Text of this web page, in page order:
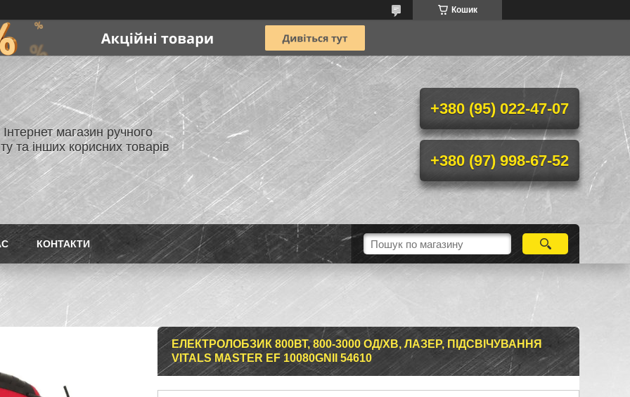
Кошик
магазин ручного
та інших корисних товарів
+380 (95) 022-47-07
+380 (97) 998-67-52
КОНТАКТИ
ЕЛЕКТРОЛОБЗИК 800ВТ, 800-3000 ОД/ХВ, ЛАЗЕР, ПІДСВІЧУВАННЯ
VITALS MASTER EF 10080GNII 54610